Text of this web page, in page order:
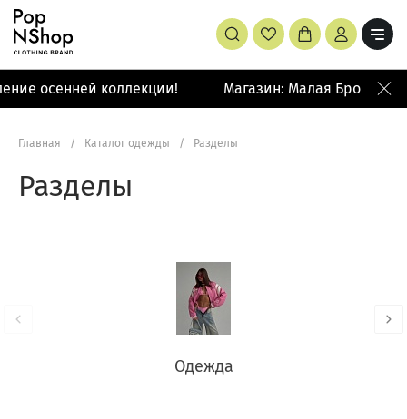
осенней коллекции! Магазин: Малая Бронная 42/14
Главная / Каталог одежды / Разделы
Разделы
Одежда